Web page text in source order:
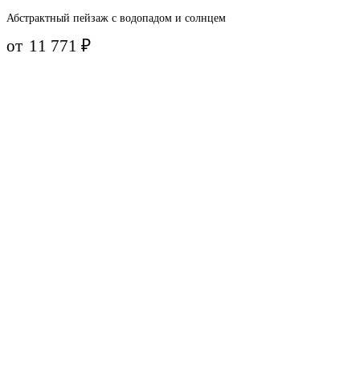
Абстрактный пейзаж с водопадом и солнцем
от 11 771₽